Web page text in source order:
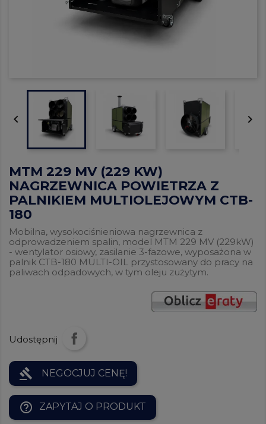
 
MTM 229 MV (229 KW)
NAGRZEWNICA POWIETRZA Z
PALNIKIEM MULTIOLEJOWYM CTB-
180
Mobilna, wysokociśnieniowa nagrzewnica z
odprowadzeniem spalin, model MTM 229 MV (229kW)
- wentylator osiowy, zasilanie 3-fazowe, wyposażona w
palnik CTB-180 MULTI-OIL przystosowany do pracy na
paliwach odpadowych, w tym oleju zużytym.
Udostępnij
gavel NEGOCJUJ CENĘ!
help_outline ZAPYTAJ O PRODUKT